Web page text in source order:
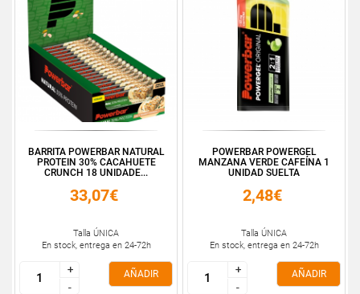
BARRITA POWERBAR NATURAL
PROTEIN 30% CACAHUETE
CRUNCH 18 UNIDADE...
33,07€
Talla ÚNICA
En stock, entrega en 24-72h
+
-
+
-
AÑADIR
POWERBAR POWERGEL
MANZANA VERDE CAFEÍNA 1
UNIDAD SUELTA
2,48€
Talla ÚNICA
En stock, entrega en 24-72h
+
-
+
-
AÑADIR